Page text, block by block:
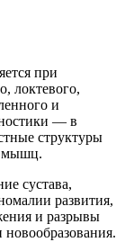
при
локтевого,
и
— в
структуры
мышц.
сустава,
развития,
и разрывы